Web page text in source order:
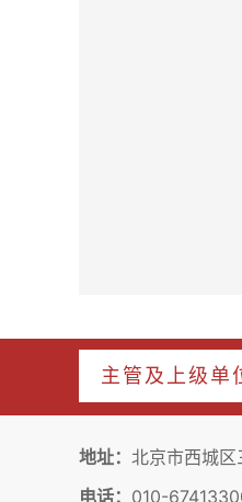
主管及上级单
地址： 北京市西城
电话： 010-